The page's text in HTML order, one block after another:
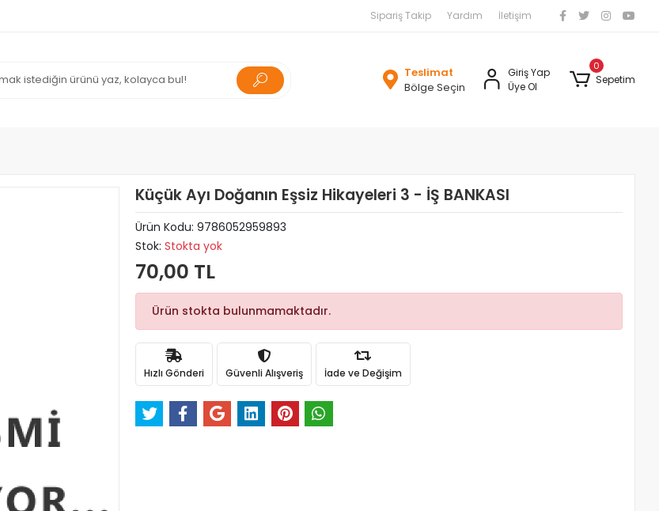
Sipariş Takip Yardım İletişim
Teslimat
Bölge Seçin
Giriş Yap
Üye Ol
0
Sepetim
Küçük Ayı Doğanın Eşsiz Hikayeleri 3 - İŞ BANKASI
Ürün Kodu: 9786052959893
Stok: Stokta yok
70,00 TL
Ürün stokta bulunmamaktadır.
Hızlı Gönderi Güvenli Alışveriş İade ve Değişim